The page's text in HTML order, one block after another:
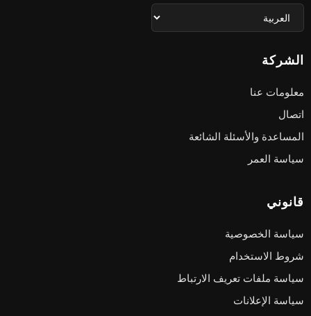
الشركة
معلومات عنا
اتصال
المساعدة والأسئلة الشائعة
سياسة العمر
قانوني
سياسة الخصوصية
شروط الاستخدام
سياسة ملفات تعريف الارتباط
سياسة الإعلانات